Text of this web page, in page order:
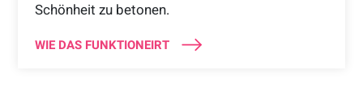
Schönheit zu betonen.
WIE DAS FUNKTIONEIRT